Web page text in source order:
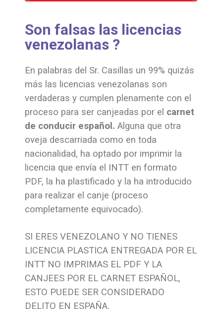
Son falsas las licencias
venezolanas ?
En palabras del Sr. Casillas un 99% quizás
más las licencias venezolanas son
verdaderas y cumplen plenamente con el
proceso para ser canjeadas por el carnet
de conducir español. Alguna que otra
oveja descarriada como en toda
nacionalidad, ha optado por imprimir la
licencia que envía el INTT en formato
PDF, la ha plastificado y la ha introducido
para realizar el canje (proceso
completamente equivocado).
SI ERES VENEZOLANO Y NO TIENES
LICENCIA PLASTICA ENTREGADA POR EL
INTT NO IMPRIMAS EL PDF Y LA
CANJEES POR EL CARNET ESPAÑOL,
ESTO PUEDE SER CONSIDERADO
DELITO EN ESPAÑA.